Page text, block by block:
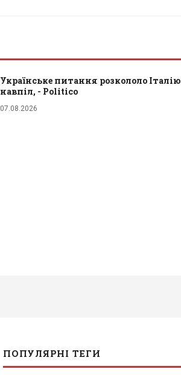
Українське питання розкололо Італію
навпіл, - Politico
07.08.2026
ПОПУЛЯРНІ ТЕГИ